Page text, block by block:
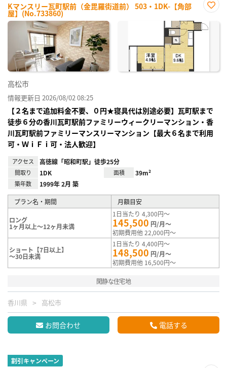
Kマンスリー瓦町駅前（金毘羅街道前） 503・1DK-【角部
屋】(No.733860)
に入
り登
高松市
情報更新日 2026/08/02 08:25
【２名まで追加料金不要、０円★寝具代は別途必要】瓦町駅まで
徒歩６分の香川瓦町駅前ファミリーウィークリーマンション・香
川瓦町駅前ファミリーマンスリーマンション【最大６名まで利用
可・ＷｉＦｉ可・法人歓迎】
アクセス 高徳線「昭和町駅」徒歩25分
間取り 1DK 面積 39m²
築年数 1999年 2月 築
プラン名・期間 月額目安
ロング
1ヶ月以上～12ヶ月未満
1日当たり 4,300円～
145,500 円/月～
初期費用他 22,000円～
ショート【7日以上】
～30日未満
1日当たり 4,400円～
148,500 円/月～
初期費用他 16,500円～
閑静な住宅地
香川県 高松市
お問合わせ 電話する
割引キャンペーン